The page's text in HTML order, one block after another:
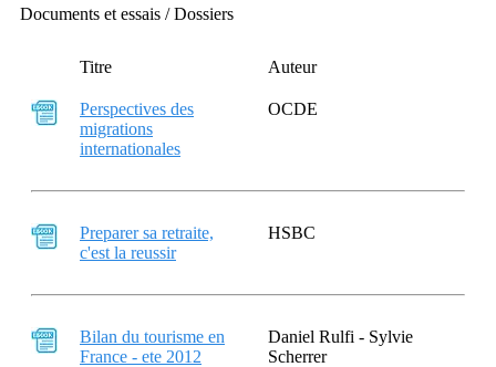
Documents et essais / Dossiers
Titre Auteur
Perspectives des
migrations
internationales
OCDE
Preparer sa retraite,
c'est la reussir
HSBC
Bilan du tourisme en
France - ete 2012
Daniel Rulfi - Sylvie
Scherrer